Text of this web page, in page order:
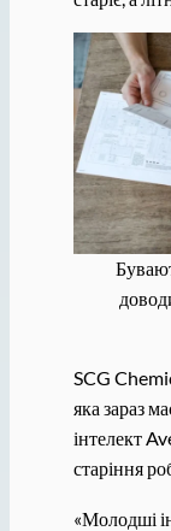
SCG
яка зараз
інтелект
старіння
«Молодші